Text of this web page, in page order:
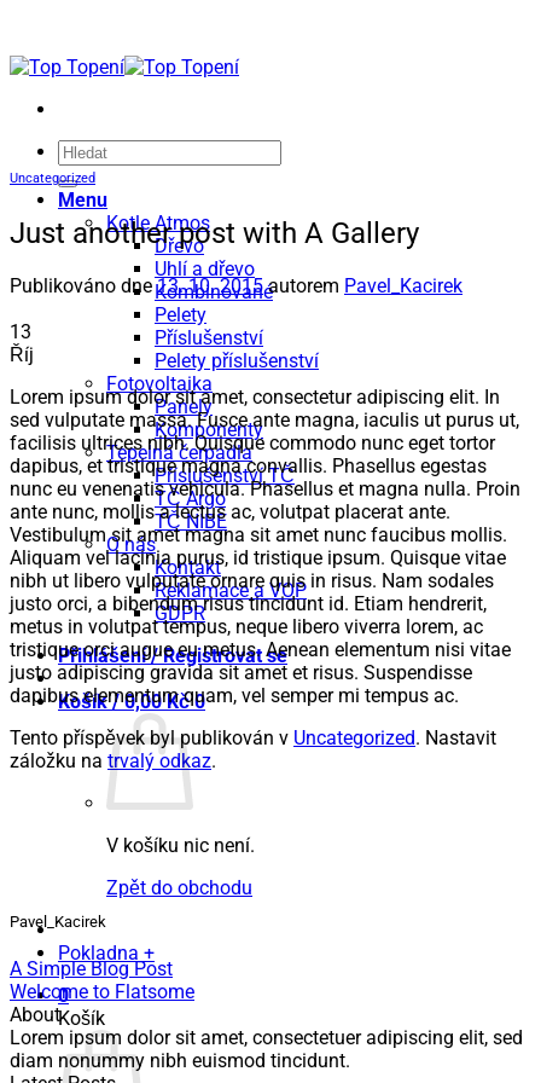
na
obsah
Hledat:
Menu
Kotle Atmos
Dřevo
Uhlí a dřevo
Kombinované
Pelety
Příslušenství
Pelety příslušenství
Fotovoltaika
Panely
Komponenty
Tepelná čerpadla
Příslušenství TČ
TČ Argo
TČ NIBE
O nás
Kontakt
Reklamace a VOP
GDPR
Přihlášení / Registrovat se
Košík /0,00Kč 0
V košíku nic není.
Zpět do obchodu
Pokladna +
0
Košík
Uncategorized
Just another post with A Gallery
Publikováno dne13. 10. 2015 autorem Pavel_Kacirek
13
Říj
Lorem ipsum dolor sit amet, consectetur adipiscing elit. In
sed vulputate massa. Fusce ante magna, iaculis ut purus ut,
facilisis ultrices nibh. Quisque commodo nunc eget tortor
dapibus, et tristique magna convallis. Phasellus egestas
nunc eu venenatis vehicula. Phasellus et magna nulla. Proin
ante nunc, mollis a lectus ac, volutpat placerat ante.
Vestibulum sit amet magna sit amet nunc faucibus mollis.
Aliquam vel lacinia purus, id tristique ipsum. Quisque vitae
nibh ut libero vulputate ornare quis in risus. Nam sodales
justo orci, a bibendum risus tincidunt id. Etiam hendrerit,
metus in volutpat tempus, neque libero viverra lorem, ac
tristique orci augue eu metus. Aenean elementum nisi vitae
justo adipiscing gravida sit amet et risus. Suspendisse
dapibus elementum quam, vel semper mi tempus ac.
Tento příspěvek byl publikován v Uncategorized. Nastavit
záložku na trvalý odkaz.
Pavel_Kacirek
A Simple Blog Post
Welcome to Flatsome
About
Lorem ipsum dolor sit amet, consectetuer adipiscing elit, sed
diam nonummy nibh euismod tincidunt.